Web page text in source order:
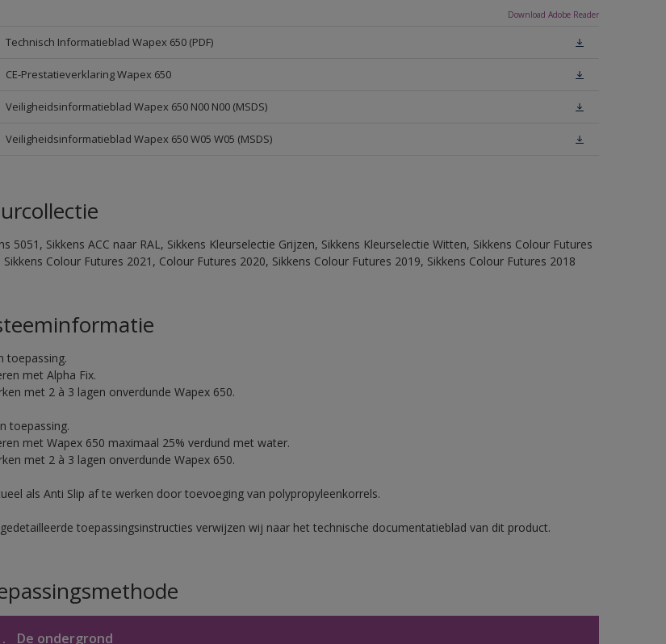
Download Adobe Reader
Technisch Informatieblad Wapex 650 (PDF)
CE-Prestatieverklaring Wapex 650
Veiligheidsinformatieblad Wapex 650 N00 N00 (MSDS)
Veiligheidsinformatieblad Wapex 650 W05 W05 (MSDS)
5051, Sikkens ACC naar RAL, Sikkens Kleurselectie Grijzen, Sikkens Kleurselectie Witten, Sikkens Colour Futures
Sikkens Colour Futures 2021, Colour Futures 2020, Sikkens Colour Futures 2019, Sikkens Colour Futures 2018
toepassing.
met Alpha Fix.
met 2 à 3 lagen onverdunde Wapex 650.
toepassing.
met Wapex 650 maximaal 25% verdund met water.
met 2 à 3 lagen onverdunde Wapex 650.
als Anti Slip af te werken door toevoeging van polypropyleenkorrels.
toepassingsinstructies verwijzen wij naar het technische documentatieblad van dit product.
De ondergrond